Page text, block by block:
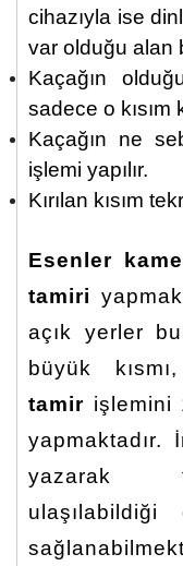
cihazıyla ise
var olduğu alan
Kaçağın
sadece o kısım
Kaçağın ne
işlemi yapılır.
Kırılan kısım
Esenler
tamiri
açık yerler
büyük
tamir işlemini
yapmaktadır.
yazarak